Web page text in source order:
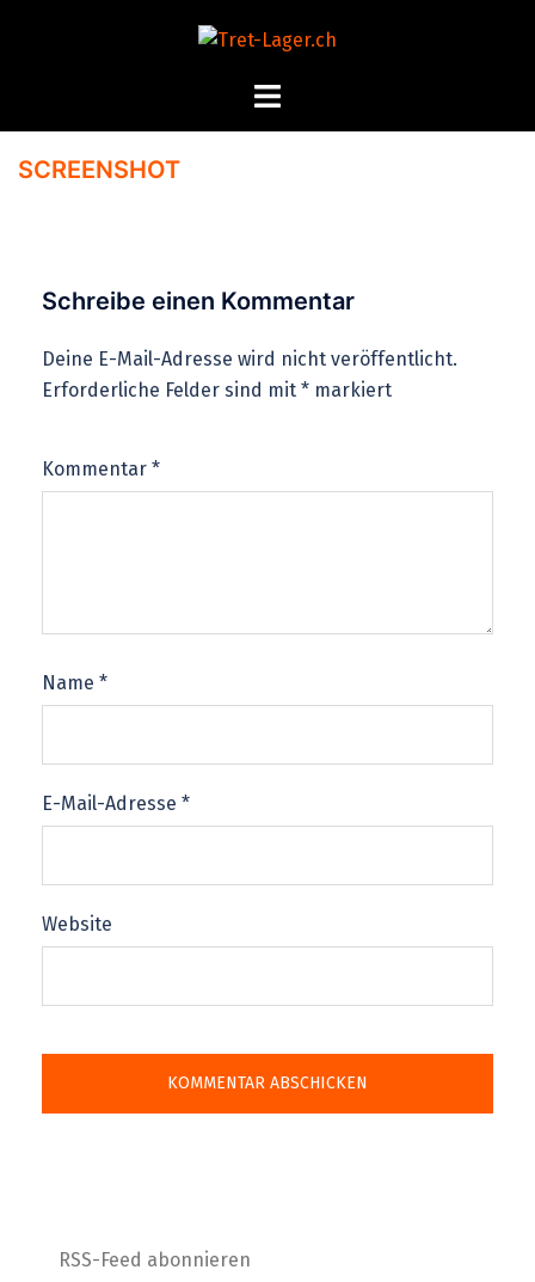
Menü
SCREENSHOT
Schreibe einen Kommentar
Deine E-Mail-Adresse wird nicht veröffentlicht.
Erforderliche Felder sind mit * markiert
Kommentar *
Name *
E-Mail-Adresse *
Website
RSS-Feed abonnieren